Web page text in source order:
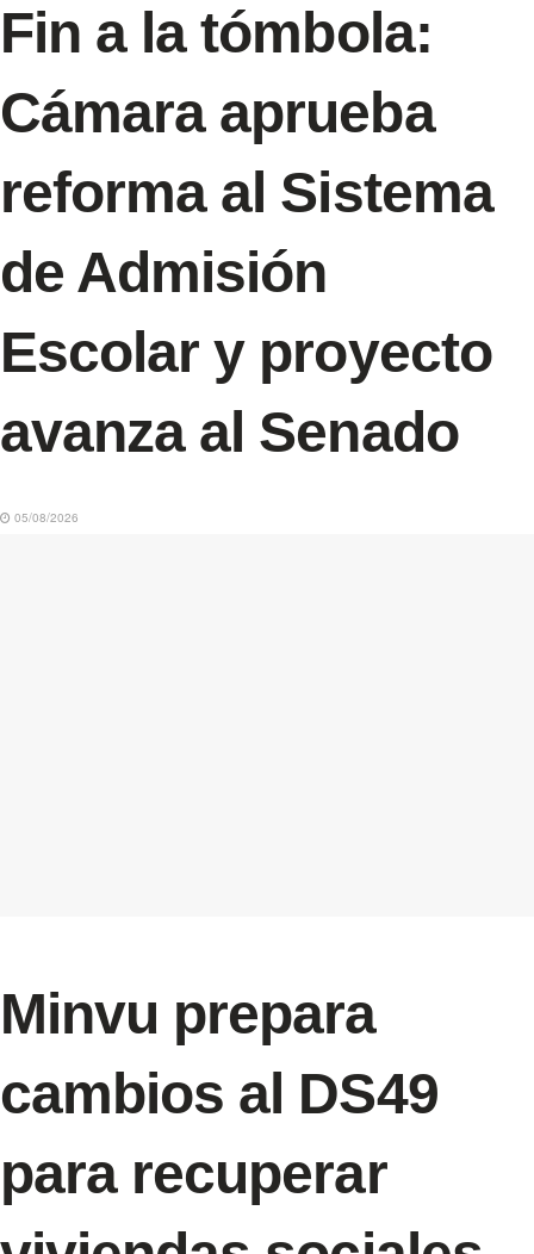
Fin a la tómbola:
Cámara aprueba
reforma al Sistema
de Admisión
Escolar y proyecto
avanza al Senado
05/08/2026
Minvu prepara
cambios al DS49
para recuperar